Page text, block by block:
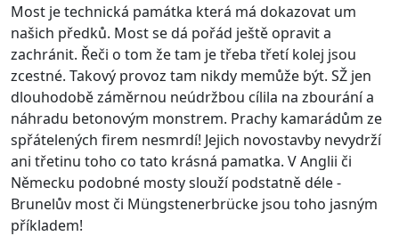
Most je technická památka která má dokazovat um
našich předků. Most se dá pořád ještě opravit a
zachránit. Řeči o tom že tam je třeba třetí kolej jsou
zcestné. Takový provoz tam nikdy memůže být. SŽ jen
dlouhodobě záměrnou neúdržbou cílila na zbourání a
náhradu betonovým monstrem. Prachy kamarádům ze
spřátelených firem nesmrdí! Jejich novostavby nevydrží
ani třetinu toho co tato krásná pamatka. V Anglii či
Německu podobné mosty slouží podstatně déle -
Brunelův most či Müngstenerbrücke jsou toho jasným
příkladem!